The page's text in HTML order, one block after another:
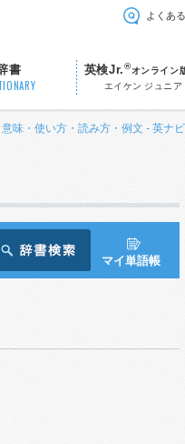
よくあ
書 英検Jr.®オンライン
エイケン ジュニア
意味・使い方・読み方・例文 - 英ナ
マイ単語帳